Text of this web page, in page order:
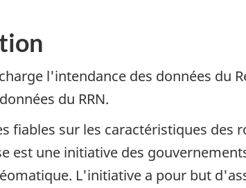
l'intendance des données du
du RRN.
fiables sur les caractéristiques
est une initiative des
L'initiative a pour but